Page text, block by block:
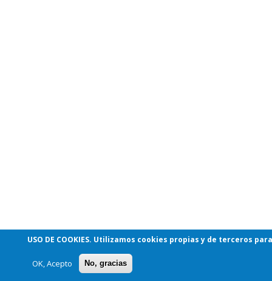
USO DE COOKIES. Utilizamos cookies propias y de terceros
OK, Acepto No, gracias